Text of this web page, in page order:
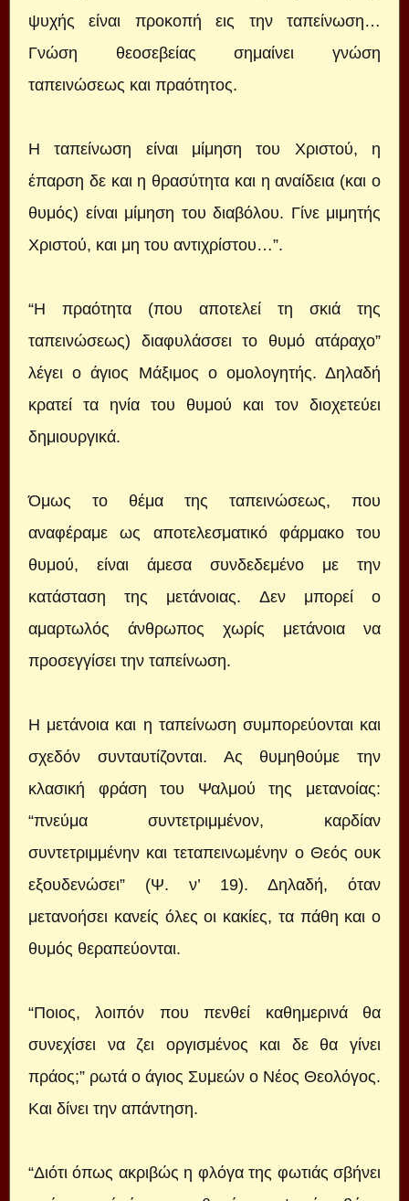
ψυχής είναι προκοπή εις την ταπείνωση…
Γνώση θεοσεβείας σημαίνει γνώση
ταπεινώσεως και πραότητος.
Η ταπείνωση είναι μίμηση του Χριστού, η
έπαρση δε και η θρασύτητα και η αναίδεια (και ο
θυμός) είναι μίμηση του διαβόλου. Γίνε μιμητής
Χριστού, και μη του αντιχρίστου…”.
“Η πραότητα (που αποτελεί τη σκιά της
ταπεινώσεως) διαφυλάσσει το θυμό ατάραχο”
λέγει ο άγιος Μάξιμος ο ομολογητής. Δηλαδή
κρατεί τα ηνία του θυμού και τον διοχετεύει
δημιουργικά.
Όμως το θέμα της ταπεινώσεως, που
αναφέραμε ως αποτελεσματικό φάρμακο του
θυμού, είναι άμεσα συνδεδεμένο με την
κατάσταση της μετάνοιας. Δεν μπορεί ο
αμαρτωλός άνθρωπος χωρίς μετάνοια να
προσεγγίσει την ταπείνωση.
Η μετάνοια και η ταπείνωση συμπορεύονται και
σχεδόν συνταυτίζονται. Ας θυμηθούμε την
κλασική φράση του Ψαλμού της μετανοίας:
“πνεύμα συντετριμμένον, καρδίαν
συντετριμμένην και τεταπεινωμένην ο Θεός ουκ
εξουδενώσει” (Ψ. ν’ 19). Δηλαδή, όταν
μετανοήσει κανείς όλες οι κακίες, τα πάθη και ο
θυμός θεραπεύονται.
“Ποιος, λοιπόν που πενθεί καθημερινά θα
συνεχίσει να ζει οργισμένος και δε θα γίνει
πράος;” ρωτά ο άγιος Συμεών ο Νέος Θεολόγος.
Και δίνει την απάντηση.
“Διότι όπως ακριβώς η φλόγα της φωτιάς σβήνει